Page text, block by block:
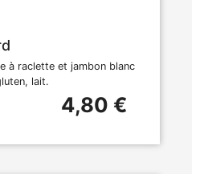
à raclette et jambon blanc
lait.
4,80 €